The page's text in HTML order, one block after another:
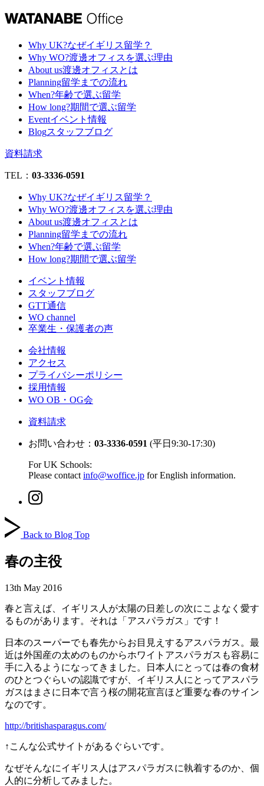
Why UK?なぜイギリス留学？
Why WO?渡邊オフィスを選ぶ理由
About us渡邊オフィスとは
Planning留学までの流れ
When?年齢で選ぶ留学
How long?期間で選ぶ留学
Eventイベント情報
Blogスタッフブログ
資料請求
TEL： 03-3336-0591
Why UK?なぜイギリス留学？
Why WO?渡邊オフィスを選ぶ理由
About us渡邊オフィスとは
Planning留学までの流れ
When?年齢で選ぶ留学
How long?期間で選ぶ留学
イベント情報
スタッフブログ
GTT通信
WO channel
卒業生・保護者の声
会社情報
アクセス
プライバシーポリシー
採用情報
WO OB・OG会
資料請求
お問い合わせ： 03-3336-0591 (平日9:30-17:30)
For UK Schools:
Please contact info@woffice.jp for English information.
Back to Blog Top
春の主役
13th May 2016
春と言えば、イギリス人が太陽の日差しの次にこよなく愛す
るものがあります。それは「アスパラガス」です！
日本のスーパーでも春先からお目見えするアスパラガス。最
近は外国産の太めのものからホワイトアスパラガスも容易に
手に入るようになってきました。日本人にとっては春の食材
のひとつぐらいの認識ですが、イギリス人にとってアスパラ
ガスはまさに日本で言う桜の開花宣言ほど重要な春のサイン
なのです。
http://britishasparagus.com/
↑こんな公式サイトがあるぐらいです。
なぜそんなにイギリス人はアスパラガスに執着するのか、個
人的に分析してみました。